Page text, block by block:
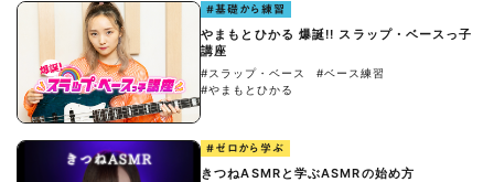
#基礎から練習
やまもとひかる 爆誕!! スラップ・ベースっ子
講座
#スラップ・ベース
#ベース練習
#やまもとひかる
#ゼロから学ぶ
きつねASMRと学ぶASMRの始め方